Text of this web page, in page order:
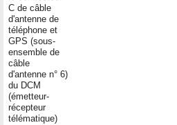
C de câble
d'antenne de
téléphone et
GPS (sous-
ensemble de
câble
d'antenne n° 6)
du DCM
(émetteur-
récepteur
télématique)